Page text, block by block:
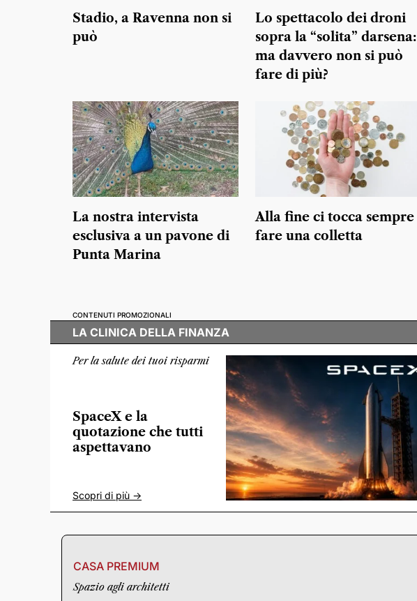
Stadio, a Ravenna non si
può
Lo spettacolo dei droni
sopra la “solita” darsena:
ma davvero non si può
fare di più?
La nostra intervista
esclusiva a un pavone di
Punta Marina
Alla fine ci tocca sempre
fare una colletta
CONTENUTI PROMOZIONALI
LA CLINICA DELLA FINANZA
Per la salute dei tuoi risparmi
SpaceX e la
quotazione che tutti
aspettavano
Scopri di più ->
CASA PREMIUM
Spazio agli architetti